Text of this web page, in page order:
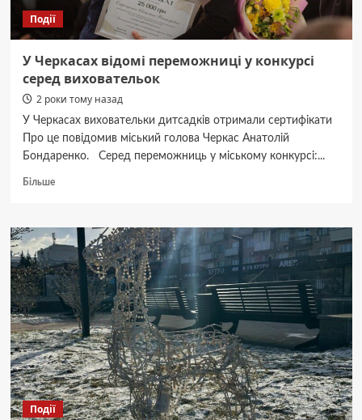
Події
У Черкасах відомі переможниці у конкурсі
серед виховательок
2 роки тому назад
У Черкасах виховательки дитсадків отримали сертифікати
Про це повідомив міський голова Черкас Анатолій
Бондаренко. Серед переможниць у міському конкурсі:...
БільшеДокладніше
Черкасах
відомі
переможниці
у
конкурсі
серед
виховательок
Події